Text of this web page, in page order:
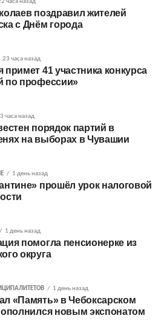
часа назад
поздравил жителей
с Днём города
23 часа назад
примет 41 участника конкурса
по профессии»
часа назад
порядок партий в
на выборах в Чувашии
1 день назад
прошёл урок налоговой
1 день назад
помогла пенсионерке из
округа
1 день назад
«Память» в Чебоксарском
новым экспонатом